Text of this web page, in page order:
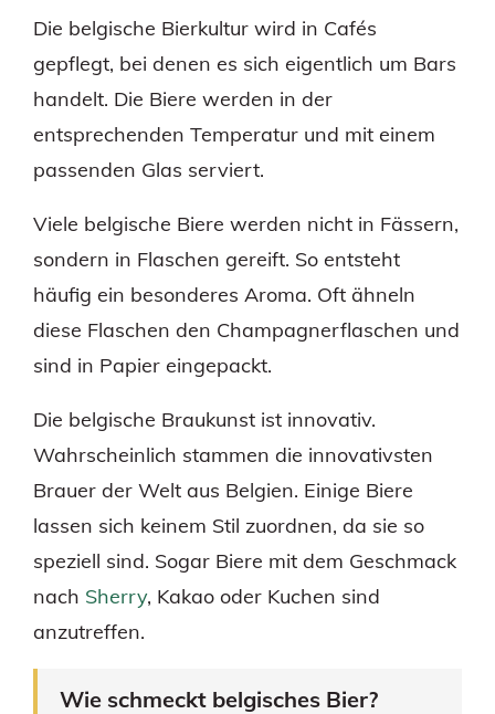
Die belgische Bierkultur wird in Cafés
gepflegt, bei denen es sich eigentlich um Bars
handelt. Die Biere werden in der
entsprechenden Temperatur und mit einem
passenden Glas serviert.
Viele belgische Biere werden nicht in Fässern,
sondern in Flaschen gereift. So entsteht
häufig ein besonderes Aroma. Oft ähneln
diese Flaschen den Champagnerflaschen und
sind in Papier eingepackt.
Die belgische Braukunst ist innovativ.
Wahrscheinlich stammen die innovativsten
Brauer der Welt aus Belgien. Einige Biere
lassen sich keinem Stil zuordnen, da sie so
speziell sind. Sogar Biere mit dem Geschmack
nach Sherry, Kakao oder Kuchen sind
anzutreffen.
Wie schmeckt belgisches Bier?